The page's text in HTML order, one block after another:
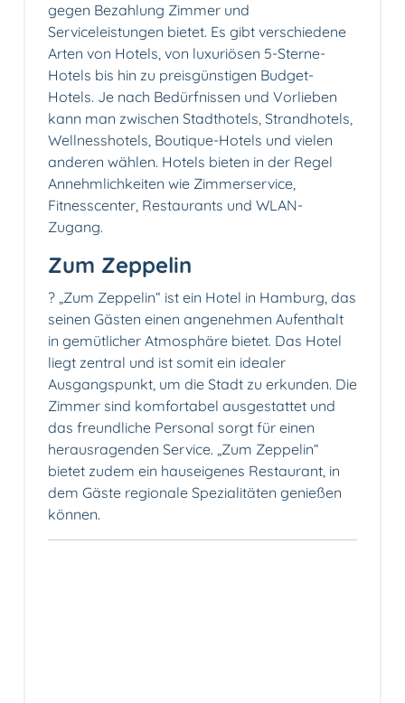
gegen Bezahlung Zimmer und
Serviceleistungen bietet. Es gibt verschiedene
Arten von Hotels, von luxuriösen 5-Sterne-
Hotels bis hin zu preisgünstigen Budget-
Hotels. Je nach Bedürfnissen und Vorlieben
kann man zwischen Stadthotels, Strandhotels,
Wellnesshotels, Boutique-Hotels und vielen
anderen wählen. Hotels bieten in der Regel
Annehmlichkeiten wie Zimmerservice,
Fitnesscenter, Restaurants und WLAN-
Zugang.
Zum Zeppelin
?️ „Zum Zeppelin“ ist ein Hotel in Hamburg, das
seinen Gästen einen angenehmen Aufenthalt
in gemütlicher Atmosphäre bietet. Das Hotel
liegt zentral und ist somit ein idealer
Ausgangspunkt, um die Stadt zu erkunden. Die
Zimmer sind komfortabel ausgestattet und
das freundliche Personal sorgt für einen
herausragenden Service. „Zum Zeppelin“
bietet zudem ein hauseigenes Restaurant, in
dem Gäste regionale Spezialitäten genießen
können.